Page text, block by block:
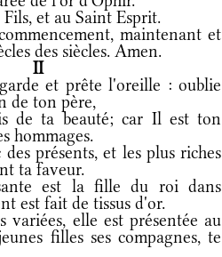
et au Saint Esprit.
maintenant et
des siècles. Amen.
II
et prête l'oreille : oublie
de ton père,
ta beauté; car Il est ton
hommages.
présents, et les plus riches
ta faveur.
est la fille du roi dans
est fait de tissus d'or.
elle est présentée au
filles ses compagnes, te